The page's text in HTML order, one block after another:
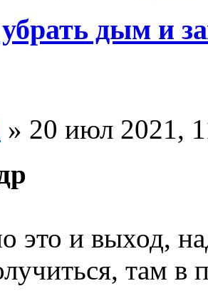
дым и
» 20 июл 2021,
это и выход,
там в